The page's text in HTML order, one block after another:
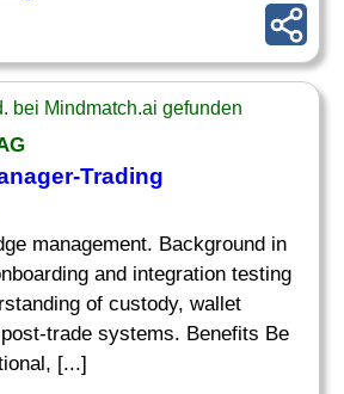
bei Mindmatch.ai gefunden
Trading
management. Background in
and integration testing
of custody, wallet
trade systems. Benefits Be
[...]